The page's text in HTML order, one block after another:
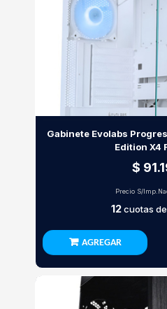
Gabinete Evolabs
Edition X4
$
Precio S/
12cuotas de
AGREGAR